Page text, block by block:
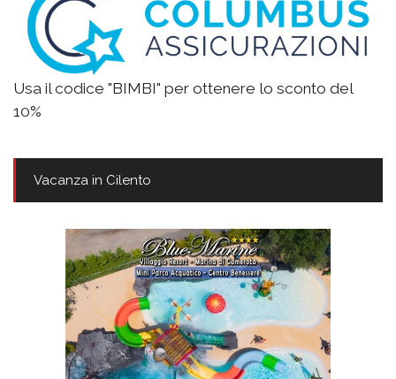
Usa il codice "BIMBI" per ottenere lo sconto del
10%
Vacanza in Cilento